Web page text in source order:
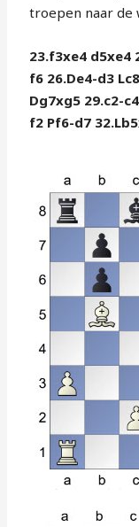
troepen naar de
23.f3xe4 d5xe4
f6 26.De4-d3
Dg7xg5 29.c2-
f2 Pf6-d7